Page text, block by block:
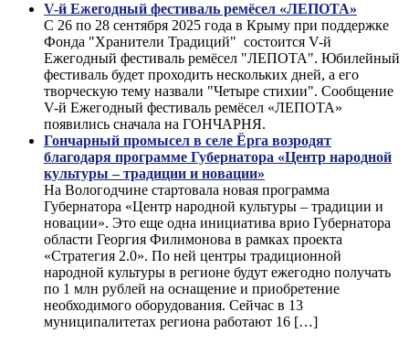
V-й Ежегодный фестиваль ремёсел «ЛЕПОТА»
С 26 по 28 сентября 2025 года в Крыму при поддержке
Фонда "Хранители Традиций" состоится V-й
Ежегодный фестиваль ремёсел "ЛЕПОТА". Юбилейный
фестиваль будет проходить нескольких дней, а его
творческую тему назвали "Четыре стихии". Сообщение
V-й Ежегодный фестиваль ремёсел «ЛЕПОТА»
появились сначала на ГОНЧАРНЯ.
Гончарный промысел в селе Ёрга возродят
благодаря программе Губернатора «Центр народной
культуры – традиции и новации»
На Вологодчине стартовала новая программа
Губернатора «Центр народной культуры – традиции и
новации». Это еще одна инициатива врио Губернатора
области Георгия Филимонова в рамках проекта
«Стратегия 2.0». По ней центры традиционной
народной культуры в регионе будут ежегодно получать
по 1 млн рублей на оснащение и приобретение
необходимого оборудования. Сейчас в 13
муниципалитетах региона работают 16 […]